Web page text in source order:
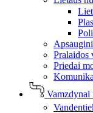
Pralaidos
Priedai
Vamzdynai